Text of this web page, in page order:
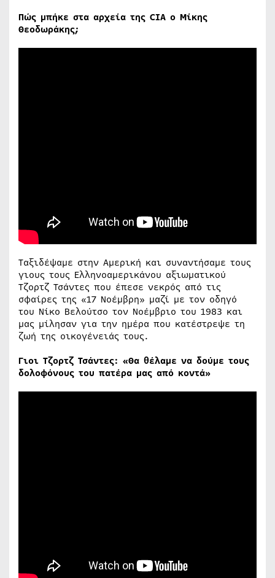
Πώς μπήκε στα αρχεία της CIA ο Μίκης
Θεοδωράκης;
Ταξιδέψαμε στην Αμερική και συναντήσαμε τους
γιους τους Ελληνοαμερικάνου αξιωματικού
Τζορτζ Τσάντες που έπεσε νεκρός από τις
σφαίρες της «17 Νοέμβρη» μαζί με τον οδηγό
του Νίκο Βελούτσο τον Νοέμβριο του 1983 και
μας μίλησαν για την ημέρα που κατέστρεψε τη
ζωή της οικογένειάς τους.
Γιοι Τζορτζ Τσάντες: «Θα θέλαμε να δούμε τους
δολοφόνους του πατέρα μας από κοντά»